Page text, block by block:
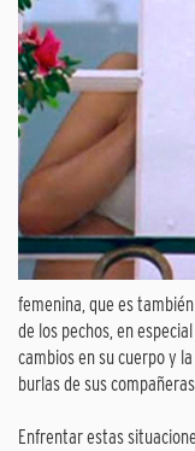
femenina, que es
de los pechos, en
cambios en su cuerpo y
burlas de sus
Enfrentar estas